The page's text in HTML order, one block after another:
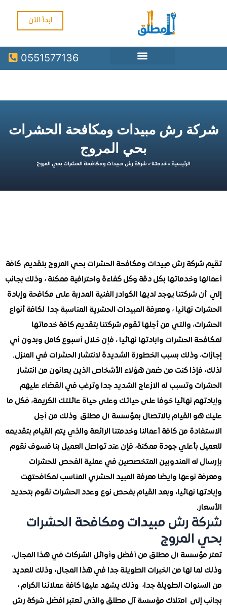
0551577136
رش مبيدات ومكافحة الحشرات
بحي المروج
خدمتنا»شركة رش مبيدات ومكافحة الحشرات بحي المروج
رش مبيدات ومكافحة الحشرات بحي المروج بتقديم كافة
وخدماتها بكل دقة وكل كفاءة واحترافية ممكنة ، وذلك بجانب
يوجد لديها الكوادر الفنية المدربة على مكافحة وإبادة
نهائيا ، ومعرفة المبيدات الحشرية المناسبة جدا لكافة أنواع
والتي من أجلها تقوم شركتنا بتقديم كافة خدماتها
الحشرات وابادتها نهائيا ، فإن خلال أسبوع كامل وبدون أي
وذلك بسبب الخطورة الشديدة لانتشار الحشرات في المنزل.
كنت من ضمن هؤلاء الأشخاص الذين يعانون من انتشار
وتسبب له الازعاج الشديد جدا وترغب في القضاء عليهم
نهائيا خوفا على حياتك وعلى حياة عائلتك الكريمة، فكل ما
القيام بالاتصال بمؤسسة آل مطلق وذلك من أجل
من كافة أعمالنا وخدمتنا الرائعة والذي يتم القيام بتقديمه
بأعلي جودة ممكنة، فإن عند تواصل العميل بنا فسوف نقوم
له المندوبين المتخصصين في عملية الفحص للحشرات
نوعها وايضا معرفة المبيد الحشري المناسب لمكافحتهت
نهائيا، وبعد القيام بفحص نوع وعدد الحشرات نقوم بتحديد
رش مبيدات ومكافحة الحشرات
آل مطلق من أفضل وأوائل الشركات في هذا المجال،
لها من الخبرات الطويلة جدا في هذا المجال، وذلك للعديد
الطويلة جدا، وذلك يشهد عليها كافة عملائنا الكرام ،
إلي امتلاك مؤسسة آل مطلق والذي تعتبر افضل شركة رش